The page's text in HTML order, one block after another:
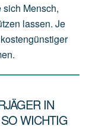
Mensch,
lassen. Je
IN
WICHTIG